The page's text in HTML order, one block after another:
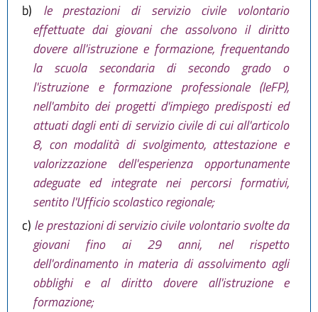
b)
le prestazioni di servizio civile volontario
effettuate dai giovani che assolvono il diritto
dovere all'istruzione e formazione, frequentando
la scuola secondaria di secondo grado o
l'istruzione e formazione professionale (IeFP),
nell'ambito dei progetti d'impiego predisposti ed
attuati dagli enti di servizio civile di cui all'articolo
8, con modalità di svolgimento, attestazione e
valorizzazione dell'esperienza opportunamente
adeguate ed integrate nei percorsi formativi,
sentito l'Ufficio scolastico regionale;
c) le prestazioni di servizio civile volontario svolte da
giovani fino ai 29 anni, nel rispetto
dell'ordinamento in materia di assolvimento agli
obblighi e al diritto dovere all'istruzione e
formazione;